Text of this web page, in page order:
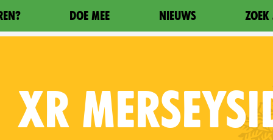
DOE MEE NIEUWS ZOEK
XR